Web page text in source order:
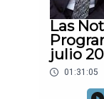
Las
julio
01:31:05